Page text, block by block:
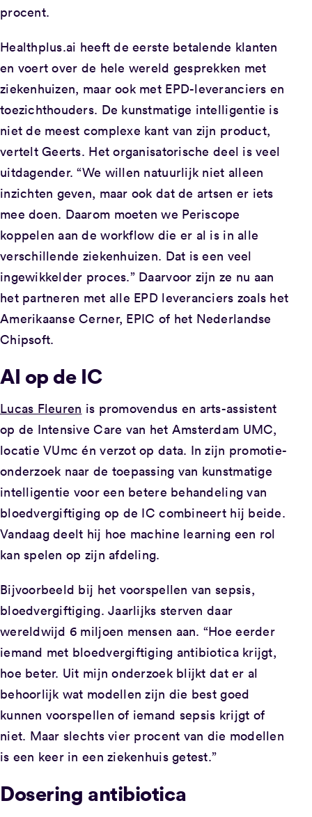
procent.
Healthplus.ai heeft de eerste betalende klanten
en voert over de hele wereld gesprekken met
ziekenhuizen, maar ook met EPD-leveranciers en
toezichthouders. De kunstmatige intelligentie is
niet de meest complexe kant van zijn product,
vertelt Geerts. Het organisatorische deel is veel
uitdagender. “We willen natuurlijk niet alleen
inzichten geven, maar ook dat de artsen er iets
mee doen. Daarom moeten we Periscope
koppelen aan de workflow die er al is in alle
verschillende ziekenhuizen. Dat is een veel
ingewikkelder proces.” Daarvoor zijn ze nu aan
het partneren met alle EPD leveranciers zoals het
Amerikaanse Cerner, EPIC of het Nederlandse
Chipsoft.
AI op de IC
Lucas Fleuren is promovendus en arts-assistent
op de Intensive Care van het Amsterdam UMC,
locatie VUmc én verzot op data. In zijn promotie-
onderzoek naar de toepassing van kunstmatige
intelligentie voor een betere behandeling van
bloedvergiftiging op de IC combineert hij beide.
Vandaag deelt hij hoe machine learning een rol
kan spelen op zijn afdeling.
Bijvoorbeeld bij het voorspellen van sepsis,
bloedvergiftiging. Jaarlijks sterven daar
wereldwijd 6 miljoen mensen aan. “Hoe eerder
iemand met bloedvergiftiging antibiotica krijgt,
hoe beter. Uit mijn onderzoek blijkt dat er al
behoorlijk wat modellen zijn die best goed
kunnen voorspellen of iemand sepsis krijgt of
niet. Maar slechts vier procent van die modellen
is een keer in een ziekenhuis getest.”
Dosering antibiotica